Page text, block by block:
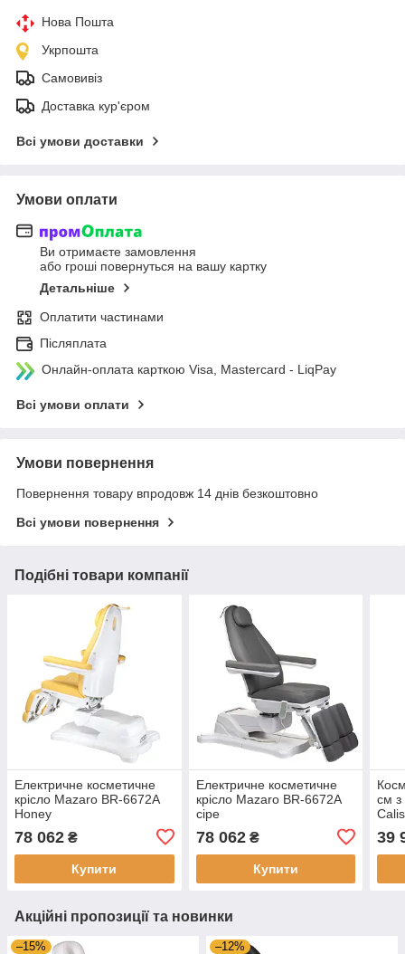
Нова Пошта
Укрпошта
Самовивіз
Доставка кур'єром
Всі умови доставки
Умови оплати
Ви отримаєте замовлення
або гроші повернуться на вашу картку
Детальніше
Оплатити частинами
Післяплата
Онлайн-оплата карткою Visa, Mastercard - LiqPay
Всі умови оплати
Умови повернення
Повернення товару впродовж 14 днів безкоштовно
Всі умови повернення
Подібні товари компанії
Електричне косметичне
крісло Mazaro BR-6672A
Honey
78 062 ₴
Купити
Електричне косметичне
крісло Mazaro BR-6672A
сіре
78 062₴
Купити
см з
39
Акційні пропозиції та новинки
–15% –12%